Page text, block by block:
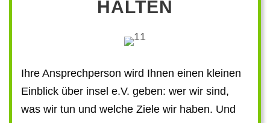
HALTEN
Ihre Ansprechperson wird Ihnen einen kleinen
Einblick über insel e.V. geben: wer wir sind,
was wir tun und welche Ziele wir haben. Und